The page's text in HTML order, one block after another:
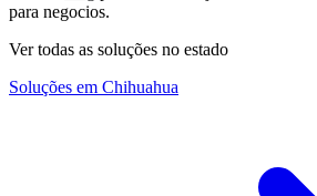
para negocios.
Ver todas as soluções no estado
Soluções em Chihuahua